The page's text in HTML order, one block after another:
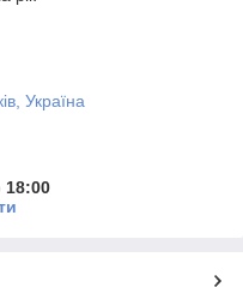
Україна
18:00